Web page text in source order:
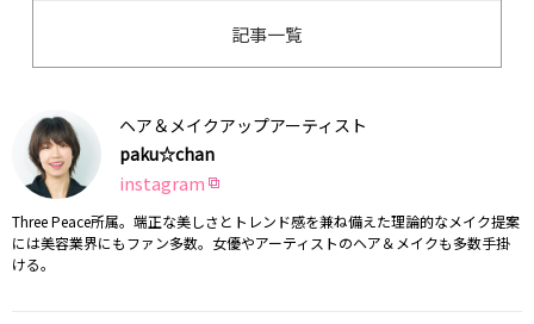
記事一覧
ヘア＆メイクアップアーティスト
paku☆chan
instagram
Three Peace所属。端正な美しさとトレンド感を兼ね備えた理論的なメイク提案
には美容業界にもファン多数。女優やアーティストのヘア＆メイクも多数手掛
ける。